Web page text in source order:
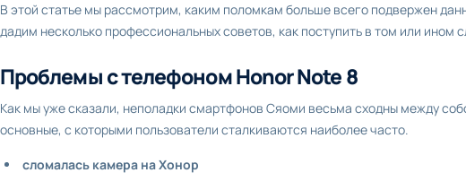
В этой статье мы рассмотрим, каким поломкам больше всего подвержен
дадим несколько профессиональных советов, как поступить в том или ином
Проблемы с телефоном Honor Note 8
Как мы уже сказали, неполадки смартфонов Сяоми весьма сходны между
основные, с которыми пользователи сталкиваются наиболее часто.
сломалась камера на Хонор